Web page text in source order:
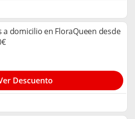
a domicilio en FloraQueen desde
Descuento